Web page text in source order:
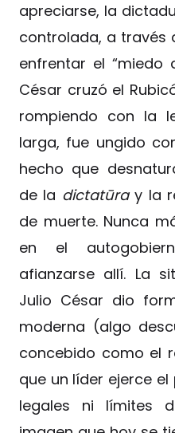
apreciarse, la
controlada, a través
enfrentar el “miedo
César cruzó el
rompiendo con la
larga, fue ungido
hecho que
de la dictatūray la
de muerte. Nunca
en el
afianzarse allí. La
Julio César dio
moderna (algo
concebido como el
que un líder ejerce
legales ni límites